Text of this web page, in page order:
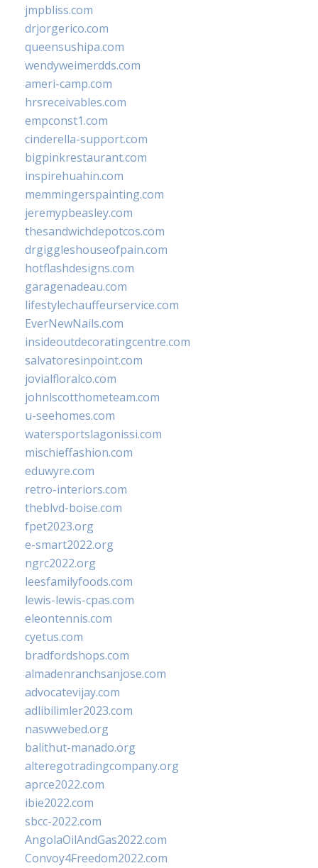
jmpbliss.com
drjorgerico.com
queensushipa.com
wendyweimerdds.com
ameri-camp.com
hrsreceivables.com
empconst1.com
cinderella-support.com
bigpinkrestaurant.com
inspirehuahin.com
memmingerspainting.com
jeremypbeasley.com
thesandwichdepotcos.com
drgiggleshouseofpain.com
hotflashdesigns.com
garagenadeau.com
lifestylechauffeurservice.com
EverNewNails.com
insideoutdecoratingcentre.com
salvatoresinpoint.com
jovialfloralco.com
johnlscotthometeam.com
u-seehomes.com
watersportslagonissi.com
mischieffashion.com
eduwyre.com
retro-interiors.com
theblvd-boise.com
fpet2023.org
e-smart2022.org
ngrc2022.org
leesfamilyfoods.com
lewis-lewis-cpas.com
eleontennis.com
cyetus.com
bradfordshops.com
almadenranchsanjose.com
advocatevijay.com
adlibilimler2023.com
naswwebed.org
balithut-manado.org
alteregotradingcompany.org
aprce2022.com
ibie2022.com
sbcc-2022.com
AngolaOilAndGas2022.com
Convoy4Freedom2022.com